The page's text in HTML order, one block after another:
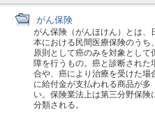
がん保険
がん保険（がんほけん）とは、
本における民間医療保険のうち
原則として癌のみを対象として
障を行うもの。癌と診断された
合や、癌により治療を受けた場
に給付金が支払われる商品が多
い。保険業法上は第三分野保険
分類される。